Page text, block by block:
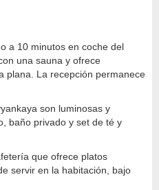
a 10 minutos en coche del
una sauna y ofrece
plana. La recepción permanece
son luminosas y
baño privado y set de té y
que ofrece platos
servir en la habitación, bajo